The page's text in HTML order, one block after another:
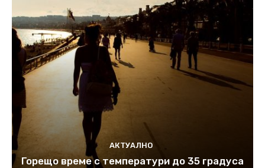
АКТУАЛНО
Горещо време с температури до 35 градуса